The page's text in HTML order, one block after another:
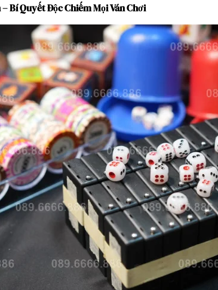
Bí Quyết Độc Chiếm Mọi Ván Chơi